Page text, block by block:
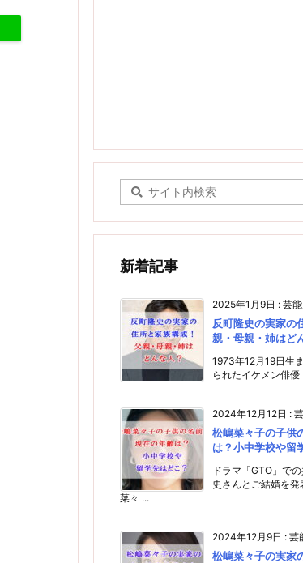
新着記事
2025年1月9日 : 芸
反町隆史の実家の
親・母親・姉はど
1973年12月19日生
られたイケメン俳
2024年12月12日 :
松嶋菜々子の子供
は？小中学校や留
ドラマ「GTO」で
史さんとご結婚を
菜々 ...
2024年12月9日 : 芸
松嶋菜々子の実家